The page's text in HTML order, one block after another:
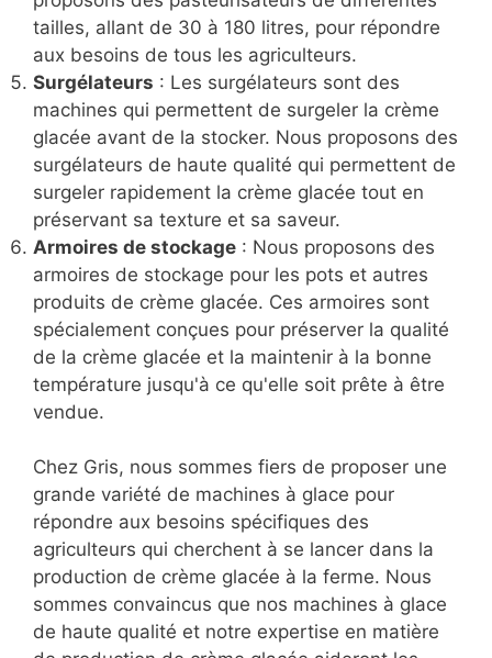
tailles, allant de 30 à 180 litres, pour répondre
aux besoins de tous les agriculteurs.
Surgélateurs : Les surgélateurs sont des
machines qui permettent de surgeler la crème
glacée avant de la stocker. Nous proposons des
surgélateurs de haute qualité qui permettent de
surgeler rapidement la crème glacée tout en
préservant sa texture et sa saveur.
Armoires de stockage : Nous proposons des
armoires de stockage pour les pots et autres
produits de crème glacée. Ces armoires sont
spécialement conçues pour préserver la qualité
de la crème glacée et la maintenir à la bonne
température jusqu'à ce qu'elle soit prête à être
vendue.
Chez Gris, nous sommes fiers de proposer une
grande variété de machines à glace pour
répondre aux besoins spécifiques des
agriculteurs qui cherchent à se lancer dans la
production de crème glacée à la ferme. Nous
sommes convaincus que nos machines à glace
de haute qualité et notre expertise en matière